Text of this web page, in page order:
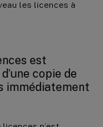
les licences à
est
copie de
immédiatement